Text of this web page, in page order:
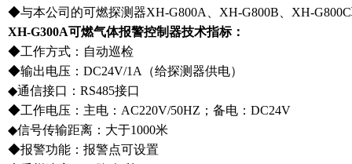
◆与本公司的可燃探测器XH-G800A、XH-G800B、XH-
XH-G300A可燃气体报警控制器技术指标：
◆工作方式：自动巡检
◆输出电压：DC24V/1A（给探测器供电）
◆通信接口：RS485接口
◆工作电压：主电：AC220V/50HZ；备电：DC24V
◆信号传输距离：大于1000米
◆报警功能：报警点可设置